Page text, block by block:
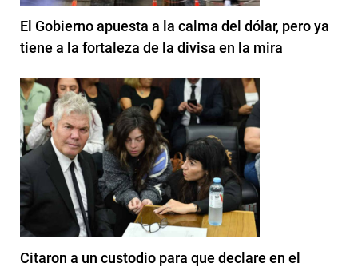
El Gobierno apuesta a la calma del dólar, pero ya
tiene a la fortaleza de la divisa en la mira
Citaron a un custodio para que declare en el